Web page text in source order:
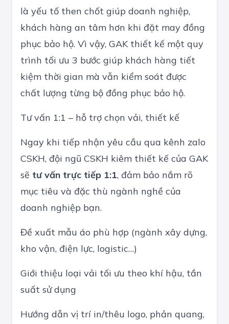
là yếu tố then chốt giúp doanh nghiệp,
khách hàng an tâm hơn khi đặt may đồng
phục bảo hộ. Vì vậy, GAK thiết kế một quy
trình tối ưu 3 bước giúp khách hàng tiết
kiệm thời gian mà vẫn kiểm soát được
chất lượng từng bộ đồng phục bảo hộ.
Tư vấn 1:1 – hỗ trợ chọn vải, thiết kế
Ngay khi tiếp nhận yêu cầu qua kênh zalo
CSKH, đội ngũ CSKH kiêm thiết kế của GAK
sẽ tư vấn trực tiếp 1:1, đảm bảo nắm rõ
mục tiêu và đặc thù ngành nghề của
doanh nghiệp bạn.
Đề xuất mẫu áo phù hợp (ngành xây dựng,
kho vận, điện lực, logistic…)
Giới thiệu loại vải tối ưu theo khí hậu, tần
suất sử dụng
Hướng dẫn vị trí in/thêu logo, phản quang,